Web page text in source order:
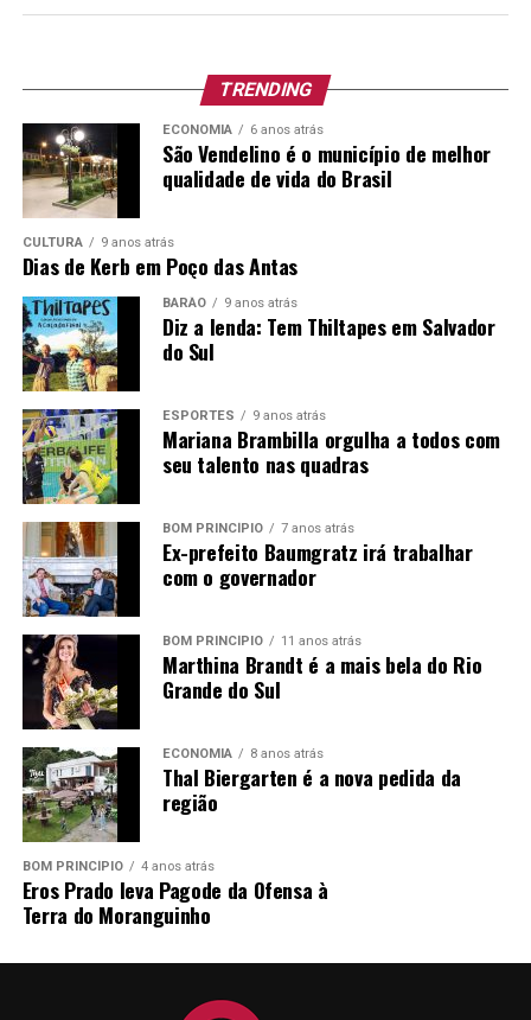
Os cortes de imagens são mágicos fazendo parecer que o
ambiente, bastante grande, fosse pequenino e
aconchegando, quase familiar.
Para quem quer reviver os anos 80 e 90, talvez um pouco
dos 2000, com o sentimento de nostalgia e amor pela
vida pode fazê-lo assistindo ao show histórico que
deverá catapultar a Pandora no cenário nacional e,
quiçá, internacional.
Assista e viva cada momento como se fosse único:
(3060) Pandora – DVD Rock Baladas (Completo) –
YouTube
TRENDING
ECONOMIA 6 anos atrás
São Vendelino é o município de melhor
qualidade de vida do Brasil
CULTURA 9 anos atrás
Dias de Kerb em Poço das Antas
BARÃO 9 anos atrás
Diz a lenda: Tem Thiltapes em Salvador
do Sul
ESPORTES 9 anos atrás
Mariana Brambilla orgulha a todos com
seu talento nas quadras
BOM PRINCÍPIO 7 anos atrás
Ex-prefeito Baumgratz irá trabalhar
com o governador
BOM PRINCÍPIO 11 anos atrás
Marthina Brandt é a mais bela do Rio
Grande do Sul
ECONOMIA 8 anos atrás
Thal Biergarten é a nova pedida da
região
BOM PRINCÍPIO 4 anos atrás
Eros Prado leva Pagode da Ofensa à
Terra do Moranguinho